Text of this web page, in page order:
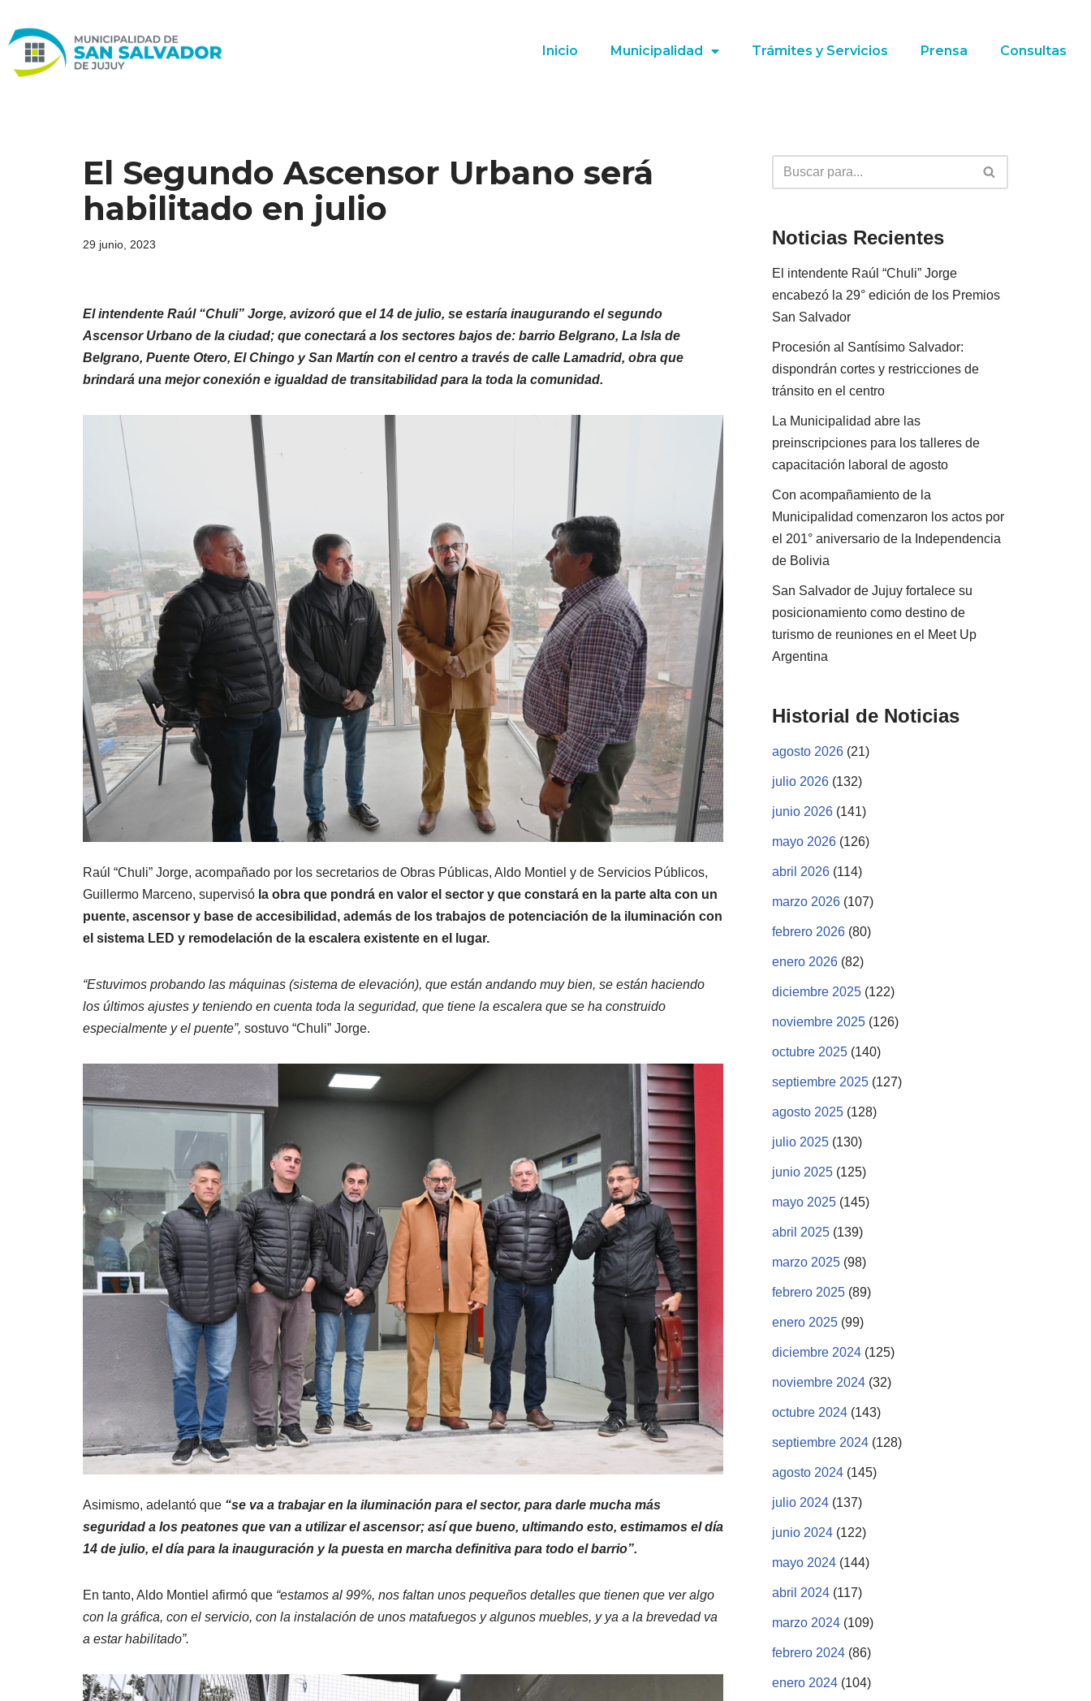
Ir
al
Inicio Municipalidad Trámites y Servicios Prensa Consultas
El Segundo Ascensor Urbano será
habilitado en julio
29 junio, 2023
El intendente Raúl “Chuli” Jorge, avizoró que el 14 de julio, se estaría inaugurando el segundo
Ascensor Urbano de la ciudad; que conectará a los sectores bajos de: barrio Belgrano, La Isla de
Belgrano, Puente Otero, El Chingo y San Martín con el centro a través de calle Lamadrid, obra que
brindará una mejor conexión e igualdad de transitabilidad para la toda la comunidad.
Raúl “Chuli” Jorge, acompañado por los secretarios de Obras Públicas, Aldo Montiel y de Servicios Públicos,
Guillermo Marceno, supervisó la obra que pondrá en valor el sector y que constará en la parte alta con un
puente, ascensor y base de accesibilidad, además de los trabajos de potenciación de la iluminación con
el sistema LED y remodelación de la escalera existente en el lugar.
“Estuvimos probando las máquinas (sistema de elevación), que están andando muy bien, se están haciendo
los últimos ajustes y teniendo en cuenta toda la seguridad, que tiene la escalera que se ha construido
especialmente y el puente”, sostuvo “Chuli” Jorge.
Asimismo, adelantó que “se va a trabajar en la iluminación para el sector, para darle mucha más
seguridad a los peatones que van a utilizar el ascensor; así que bueno, ultimando esto, estimamos el día
14 de julio, el día para la inauguración y la puesta en marcha definitiva para todo el barrio”.
En tanto, Aldo Montiel afirmó que “estamos al 99%, nos faltan unos pequeños detalles que tienen que ver algo
con la gráfica, con el servicio, con la instalación de unos matafuegos y algunos muebles, y ya a la brevedad va
a estar habilitado”.
Noticias Recientes
El intendente Raúl “Chuli” Jorge
encabezó la 29° edición de los Premios
San Salvador
Procesión al Santísimo Salvador:
dispondrán cortes y restricciones de
tránsito en el centro
La Municipalidad abre las
preinscripciones para los talleres de
capacitación laboral de agosto
Con acompañamiento de la
Municipalidad comenzaron los actos por
el 201° aniversario de la Independencia
de Bolivia
San Salvador de Jujuy fortalece su
posicionamiento como destino de
turismo de reuniones en el Meet Up
Argentina
Historial de Noticias
agosto 2026 (21)
julio 2026 (132)
junio 2026 (141)
mayo 2026 (126)
abril 2026 (114)
marzo 2026 (107)
febrero 2026 (80)
enero 2026 (82)
diciembre 2025 (122)
noviembre 2025 (126)
octubre 2025 (140)
septiembre 2025 (127)
agosto 2025 (128)
julio 2025 (130)
junio 2025 (125)
mayo 2025 (145)
abril 2025 (139)
marzo 2025 (98)
febrero 2025 (89)
enero 2025 (99)
diciembre 2024 (125)
noviembre 2024 (32)
octubre 2024 (143)
septiembre 2024 (128)
agosto 2024 (145)
julio 2024 (137)
junio 2024 (122)
mayo 2024 (144)
abril 2024 (117)
marzo 2024 (109)
febrero 2024 (86)
enero 2024 (104)